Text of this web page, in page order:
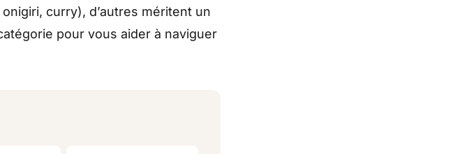
curry), d’autres méritent un
pour vous aider à naviguer